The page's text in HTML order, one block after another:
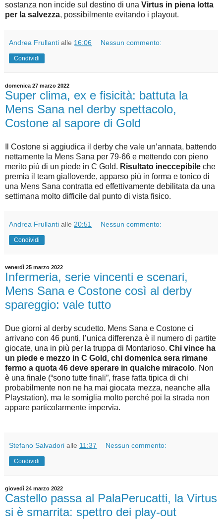
sostanza non incide sul destino di una Virtus in piena lotta
per la salvezza, possibilmente evitando i playout.
Andrea Frullanti alle 16:06 Nessun commento:
Condividi
domenica 27 marzo 2022
Super clima, ex e fisicità: battuta la
Mens Sana nel derby spettacolo,
Costone al sapore di Gold
Il Costone si aggiudica il derby che vale un’annata, battendo
nettamente la Mens Sana per 79-66 e mettendo con pieno
merito più di un piede in C Gold. Risultato ineccepibile che
premia il team gialloverde, apparso più in forma e tonico di
una Mens Sana contratta ed effettivamente debilitata da una
settimana molto difficile dal punto di vista fisico.
Andrea Frullanti alle 20:51 Nessun commento:
Condividi
venerdì 25 marzo 2022
Infermeria, serie vincenti e scenari,
Mens Sana e Costone così al derby
spareggio: vale tutto
Due giorni al derby scudetto. Mens Sana e Costone ci
arrivano con 46 punti, l’unica differenza è il numero di partite
giocate, una in più per la truppa di Montarioso. Chi vince ha
un piede e mezzo in C Gold, chi domenica sera rimane
fermo a quota 46 deve sperare in qualche miracolo. Non
è una finale (“sono tutte finali”, frase fatta tipica di chi
probabilmente non ne ha mai giocata mezza, neanche alla
Playstation), ma le somiglia molto perché poi la strada non
appare particolarmente impervia.
Stefano Salvadori alle 11:37 Nessun commento:
Condividi
giovedì 24 marzo 2022
Castello passa al PalaPerucatti, la Virtus
si è smarrita: spettro dei play-out